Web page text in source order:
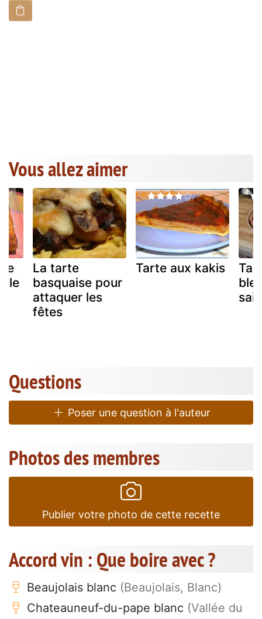
Vous allez aimer
La tarte
basquaise pour
attaquer les
fêtes
Tarte aux kakis
Questions
Poser une question à l'auteur
Photos des membres
Publier votre photo de cette recette
Accord vin : Que boire avec ?
Beaujolais blanc (Beaujolais, Blanc)
Chateauneuf-du-pape blanc (Vallée du